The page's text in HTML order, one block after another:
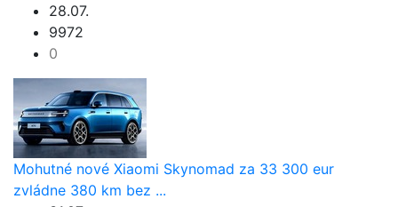
28.07.
9972
0
Mohutné nové Xiaomi Skynomad za 33 300 eur
zvládne 380 km bez ...